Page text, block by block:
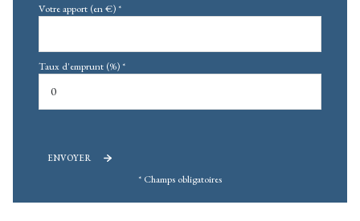
Votre apport (en €) *
Taux d'emprunt (%) *
ENVOYER
* Champs obligatoires